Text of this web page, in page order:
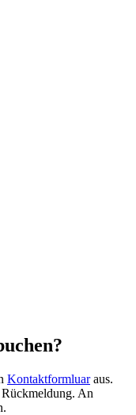
Kontaktformluaraus.
An